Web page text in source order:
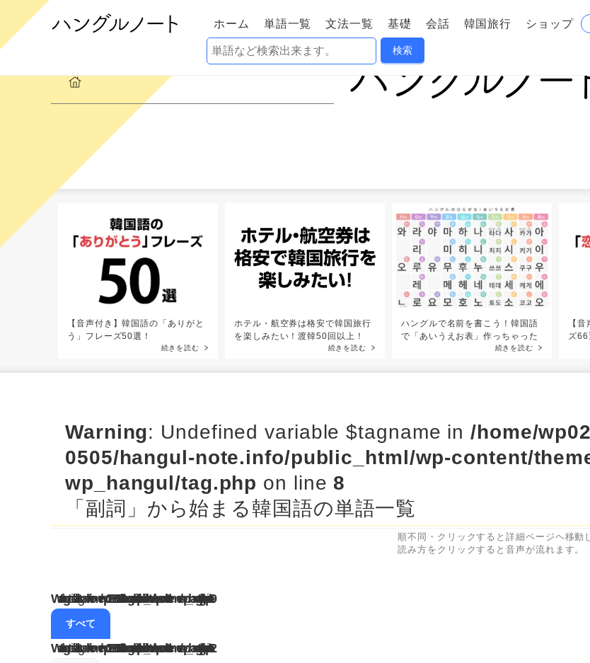
ホーム 単語一覧 文法一覧 基礎 会話 韓国旅行 ショップ
【音声付き】韓国語の「ありがと
う」フレーズ50選！
続きを読む
ホテル・航空券は格安で韓国旅行
を楽しみたい！渡韓50回以上！
続きを読む
ハングルで名前を書こう！韓国語
で「あいうえお表」作っちゃった
続きを読む
【
ズ66
Warning: Undefined variable $tagname in/home/
0505/hangul-note.info/public_html/wp-content/
wp_hangul/tag.php on line 8
「副詞」から始まる韓国語の単語一覧
順不同・クリックすると詳細ページヘ移動
読み方をクリックすると音声が流れます。
Warning: Undefined variable $tagname in/home/wp02180505/hangul-note.info/public_html/wp-content/themes/wp_hangul/tag.php19
すべて
Warning: Undefined variable $tagname in/home/wp02180505/hangul-note.info/public_html/wp-content/themes/wp_hangul/tag.php52